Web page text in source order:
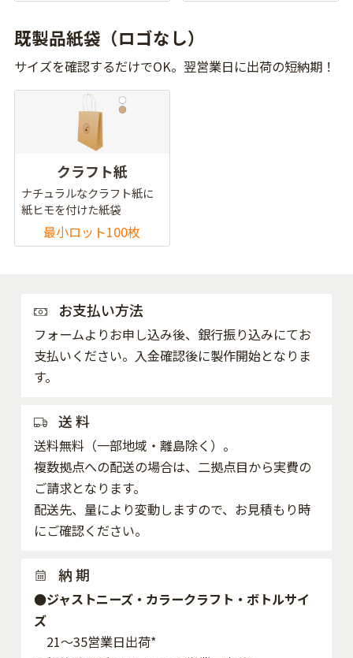
既製品紙袋（ロゴなし）
サイズを確認するだけでOK。翌営業日に出荷の短納期！
クラフト紙
ナチュラルなクラフト紙に
紙ヒモを付けた紙袋
最小ロット100枚
お支払い方法
フォームよりお申し込み後、銀行振り込みにてお
支払いください。入金確認後に製作開始となりま
す。
送 料
送料無料（一部地域・離島除く）。
複数拠点への配送の場合は、二拠点目から実費の
ご請求となります。
配送先、量により変動しますので、お見積もり時
にご確認ください。
納 期
●ジャストニーズ・カラークラフト・ボトルサイ
ズ
21～35営業日出荷*